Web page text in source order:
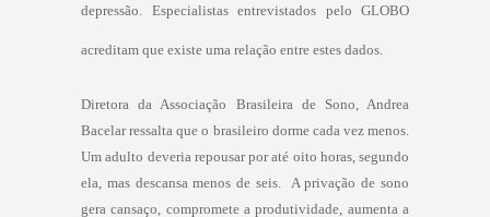
depressão. Especialistas entrevistados pelo GLOBO
acreditam que existe uma relação entre estes dados.
Diretora da Associação Brasileira de Sono, Andrea
Bacelar ressalta que o brasileiro dorme cada vez menos.
Um adulto deveria repousar por até oito horas, segundo
ela, mas descansa menos de seis.  A privação de sono
gera cansaço, compromete a produtividade, aumenta a